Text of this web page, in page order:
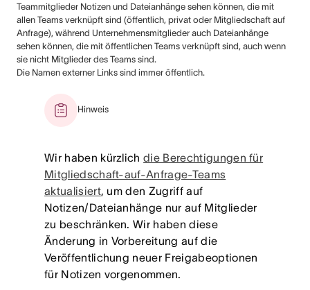
Teammitglieder Notizen und Dateianhänge sehen können, die mit
allen Teams verknüpft sind (öffentlich, privat oder Mitgliedschaft auf
Anfrage), während Unternehmensmitglieder auch Dateianhänge
sehen können, die mit öffentlichen Teams verknüpft sind, auch wenn
sie nicht Mitglieder des Teams sind.
Die Namen externer Links sind immer öffentlich.
Hinweis
Wir haben kürzlichdie Berechtigungen für
Mitgliedschaft-auf-Anfrage-Teams
aktualisiert, um den Zugriff auf
Notizen/Dateianhänge nur auf Mitglieder
zu beschränken. Wir haben diese
Änderung in Vorbereitung auf die
Veröffentlichung neuer Freigabeoptionen
für Notizen vorgenommen.